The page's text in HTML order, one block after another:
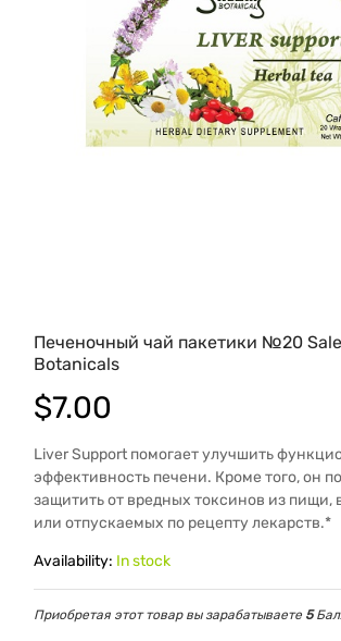
Печеночный чай пакетики №20
Botanicals
$7.00
Liver Support помогает улучшить
эффективность печени. Кроме того, он
защитить от вредных токсинов из пищи,
или отпускаемых по рецепту лекарств.*
Availability: In stock
Приобретая этот товар вы зарабатываете 5